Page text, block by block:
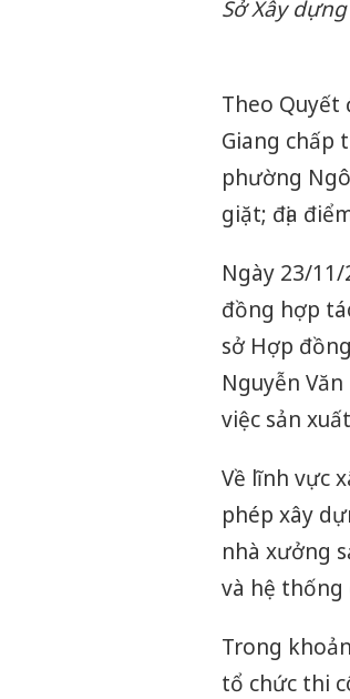
Sở Xây
Theo Quyết
Giang chấp
phường
giặt; địa
Ngày 23/
đồng hợp
sở Hợp
Nguyễn
việc sản
Về lĩnh vực
phép xây
nhà xưởng
và hệ
Trong
tổ chức thi